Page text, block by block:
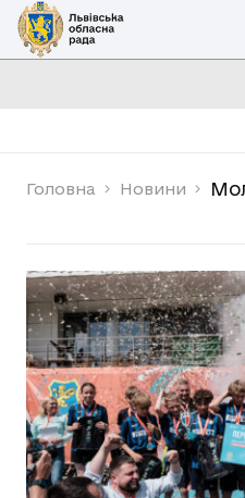
Головна Новини